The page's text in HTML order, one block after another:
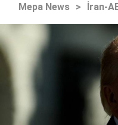
Mepa News > İran-